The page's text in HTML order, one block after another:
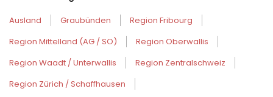
Ausland Graubünden
Region Fribourg
Region Mittelland (AG / SO)
Region Oberwallis
Region Waadt / Unterwallis
Region Zentralschweiz
Region Zürich / Schaffhausen